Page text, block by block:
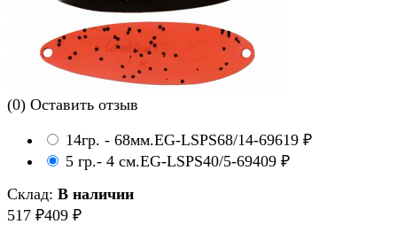
(0) Оставить отзыв
14гр. - 68мм.EG-LSPS68/14-69619 ₽
5 гр.- 4 см.EG-LSPS40/5-69409 ₽
Склад: В наличии
517 ₽409 ₽